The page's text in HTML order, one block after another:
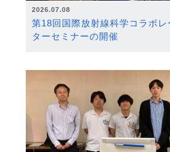
2026.07.08
第18回国際放射線科学コラボレ
ターセミナーの開催